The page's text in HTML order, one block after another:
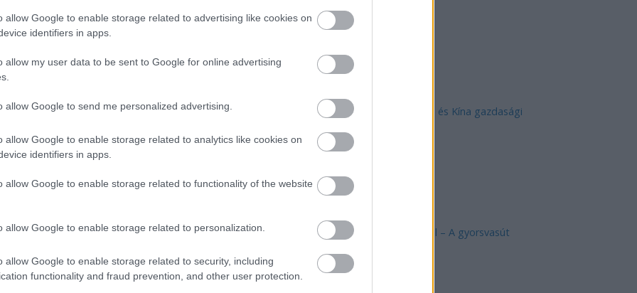
allow Google to enable storage related to advertising like cookies on
identifiers in apps.
allow my user data to be sent to Google for online advertising
allow Google to send me personalized advertising.
allow Google to enable storage related to analytics like cookies on
identifiers in apps.
allow Google to enable storage related to functionality of the website
allow Google to enable storage related to personalization.
allow Google to enable storage related to security, including
functionality and fraud prevention, and other user protection.
kognitív torzítások
Az egygyermekes politika és Kína gazdasági
kihívásai
Japán sebességre kapcsol – A gyorsvasút